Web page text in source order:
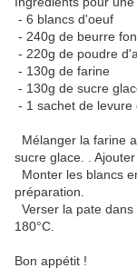
- 6 blancs d'oeuf
- 240g de beurre
- 220g de poudre
- 130g de farine
- 130g de sucre
- 1 sachet de levure
Mélanger la farine
sucre glace. .
Monter les blancs
préparation.
Verser la pate
180°C.
Bon appétit !